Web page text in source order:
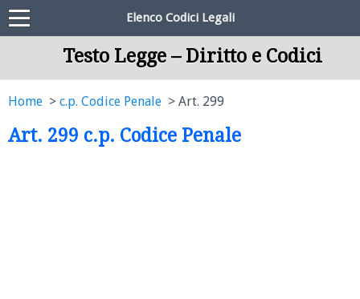
Elenco Codici Legali
Testo Legge – Diritto e Codici
Home c.p. Codice Penale Art. 299
Art. 299 c.p. Codice Penale